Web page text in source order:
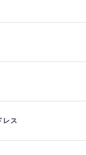
レス